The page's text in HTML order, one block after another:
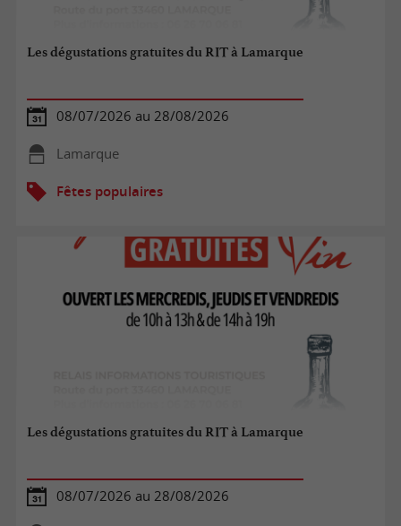
Les dégustations gratuites du RIT à Lamarque
08/07/2026 au 28/08/2026
Lamarque
Fêtes populaires
Les dégustations gratuites du RIT à Lamarque
08/07/2026 au 28/08/2026